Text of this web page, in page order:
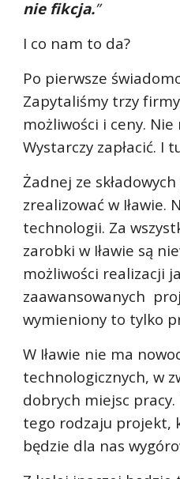
nie fikcja.”
I co nam to da?
Po pierwsze
Zapytaliśmy trzy firmy
możliwości i ceny.
Wystarczy zapłacić. I
Żadnej ze
zrealizować w Iławie.
technologii. Za
zarobki w Iławie są
możliwości realizacji
zaawansowanych
wymieniony to tylko
W Iławie nie ma
technologicznych, w
dobrych miejsc pracy.
tego rodzaju projekt,
będzie dla nas